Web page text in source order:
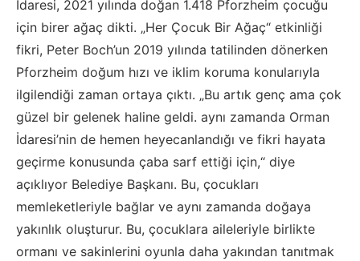
İdaresi, 2021 yılında doğan 1.418 Pforzheim çocuğu
için birer ağaç dikti. „Her Çocuk Bir Ağaç“ etkinliği
fikri, Peter Boch’un 2019 yılında tatilinden dönerken
Pforzheim doğum hızı ve iklim koruma konularıyla
ilgilendiği zaman ortaya çıktı. „Bu artık genç ama çok
güzel bir gelenek haline geldi. aynı zamanda Orman
İdaresi’nin de hemen heyecanlandığı ve fikri hayata
geçirme konusunda çaba sarf ettiği için,“ diye
açıklıyor Belediye Başkanı. Bu, çocukları
memleketleriyle bağlar ve aynı zamanda doğaya
yakınlık oluşturur. Bu, çocuklara aileleriyle birlikte
ormanı ve sakinlerini oyunla daha yakından tanıtmak